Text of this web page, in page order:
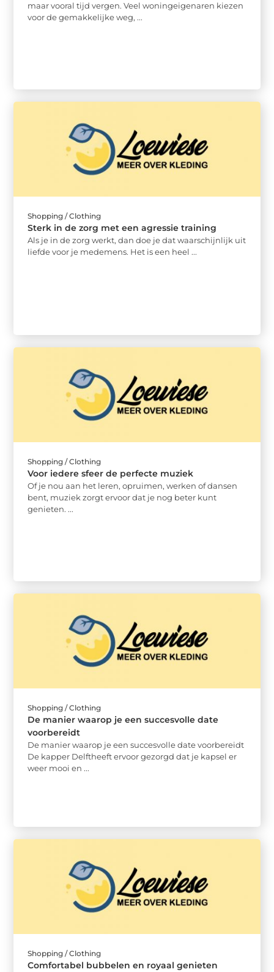
maar vooral tijd vergen. Veel woningeigenaren kiezen
voor de gemakkelijke weg, ...
Shopping / Clothing
Sterk in de zorg met een agressie training
Als je in de zorg werkt, dan doe je dat waarschijnlijk uit
liefde voor je medemens. Het is een heel ...
Shopping / Clothing
Voor iedere sfeer de perfecte muziek
Of je nou aan het leren, opruimen, werken of dansen
bent, muziek zorgt ervoor dat je nog beter kunt
genieten. ...
Shopping / Clothing
De manier waarop je een succesvolle date
voorbereidt
De manier waarop je een succesvolle date voorbereidt
De kapper Delftheeft ervoor gezorgd dat je kapsel er
weer mooi en ...
Shopping / Clothing
Comfortabel bubbelen en royaal genieten